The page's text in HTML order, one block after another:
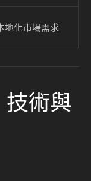
地化市場需求
術與